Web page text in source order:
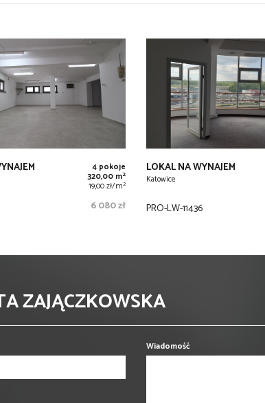
4 pokoje
320,00 m2
19,00 zł/m2
6 080 zł
LOKAL NA WYNAJEM
Katowice
PRO-LW-11436
ZAJĄCZKOWSKA
Wiadomość